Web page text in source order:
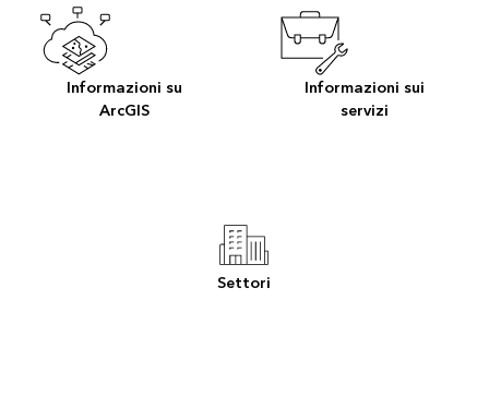
Informazioni su
ArcGIS
Informazioni sui
servizi
Settori